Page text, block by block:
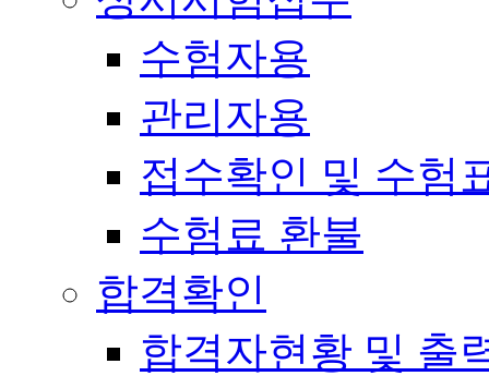
수험자용
관리자용
접수확인 및 수험
수험료 환불
합격확인
합격자현황 및 출